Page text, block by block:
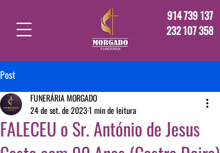
914 739 137
232 107 358
Post
FALECEU o Sr. António de Jesus
FUNERÁRIA MORGADO
24 de set. de 20231 min de leitura